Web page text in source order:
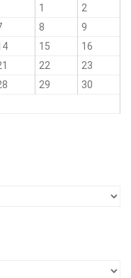
1
2
8
9
15
16
22
23
29
30